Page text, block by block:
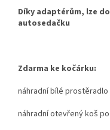
Díky adaptérům, lze
autosedačku
Zdarma ke kočárku:
náhradní bílé
náhradní otevřený koš